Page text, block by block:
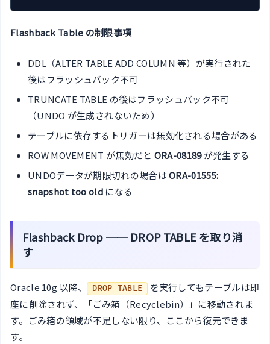
Flashback Table の制限事項
DDL（ALTER TABLE ADD COLUMN 等）が実行された
後はフラッシュバック不可
TRUNCATE TABLE の後はフラッシュバック不可
（UNDO が生成されないため）
テーブルに依存するトリガーは無効化される場合がある
ROW MOVEMENT が無効だと ORA-08189が発生する
UNDOデータが期限切れの場合はORA-01555:
snapshot too oldになる
Flashback Drop ── DROP TABLE を取り消
す
Oracle 10g 以降、 DROP TABLE
を実行してもテーブルは即
座に削除されず、「ごみ箱（Recyclebin）」に移動されま
す。ごみ箱の領域が不足しない限り、ここから復元できま
す。